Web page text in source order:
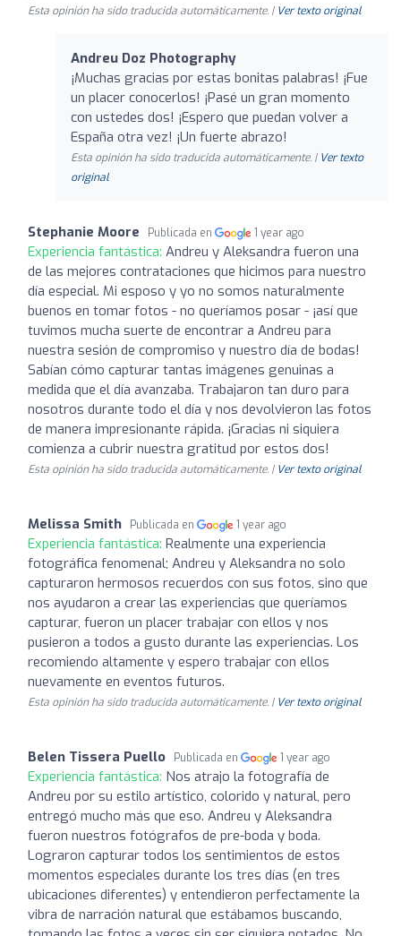
Esta opinión ha sido traducida automáticamente. | Ver texto original
Andreu Doz Photography
¡Muchas gracias por estas bonitas palabras! ¡Fue
un placer conocerlos! ¡Pasé un gran momento
con ustedes dos! ¡Espero que puedan volver a
España otra vez! ¡Un fuerte abrazo!
Esta opinión ha sido traducida automáticamente. | Ver texto
original
Stephanie Moore Publicada en 1 year ago
Experiencia fantástica: Andreu y Aleksandra fueron una
de las mejores contrataciones que hicimos para nuestro
día especial. Mi esposo y yo no somos naturalmente
buenos en tomar fotos - no queríamos posar - ¡así que
tuvimos mucha suerte de encontrar a Andreu para
nuestra sesión de compromiso y nuestro día de bodas!
Sabían cómo capturar tantas imágenes genuinas a
medida que el día avanzaba. Trabajaron tan duro para
nosotros durante todo el día y nos devolvieron las fotos
de manera impresionante rápida. ¡Gracias ni siquiera
comienza a cubrir nuestra gratitud por estos dos!
Esta opinión ha sido traducida automáticamente. | Ver texto original
Melissa Smith Publicada en 1 year ago
Experiencia fantástica: Realmente una experiencia
fotográfica fenomenal; Andreu y Aleksandra no solo
capturaron hermosos recuerdos con sus fotos, sino que
nos ayudaron a crear las experiencias que queríamos
capturar, fueron un placer trabajar con ellos y nos
pusieron a todos a gusto durante las experiencias. Los
recomiendo altamente y espero trabajar con ellos
nuevamente en eventos futuros.
Esta opinión ha sido traducida automáticamente. | Ver texto original
Belen Tissera Puello Publicada en 1 year ago
Experiencia fantástica: Nos atrajo la fotografía de
Andreu por su estilo artístico, colorido y natural, pero
entregó mucho más que eso. Andreu y Aleksandra
fueron nuestros fotógrafos de pre-boda y boda.
Lograron capturar todos los sentimientos de estos
momentos especiales durante los tres días (en tres
ubicaciones diferentes) y entendieron perfectamente la
vibra de narración natural que estábamos buscando,